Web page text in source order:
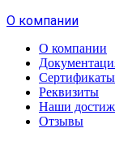
О компании
О компании
Сертификаты
Реквизиты
Наши
Отзывы